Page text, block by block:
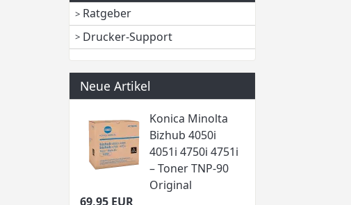
Ratgeber
Drucker-Support
Neue Artikel
Konica Minolta
Bizhub 4050i
4051i 4750i 4751i
– Toner TNP-90
Original
69,95 EUR